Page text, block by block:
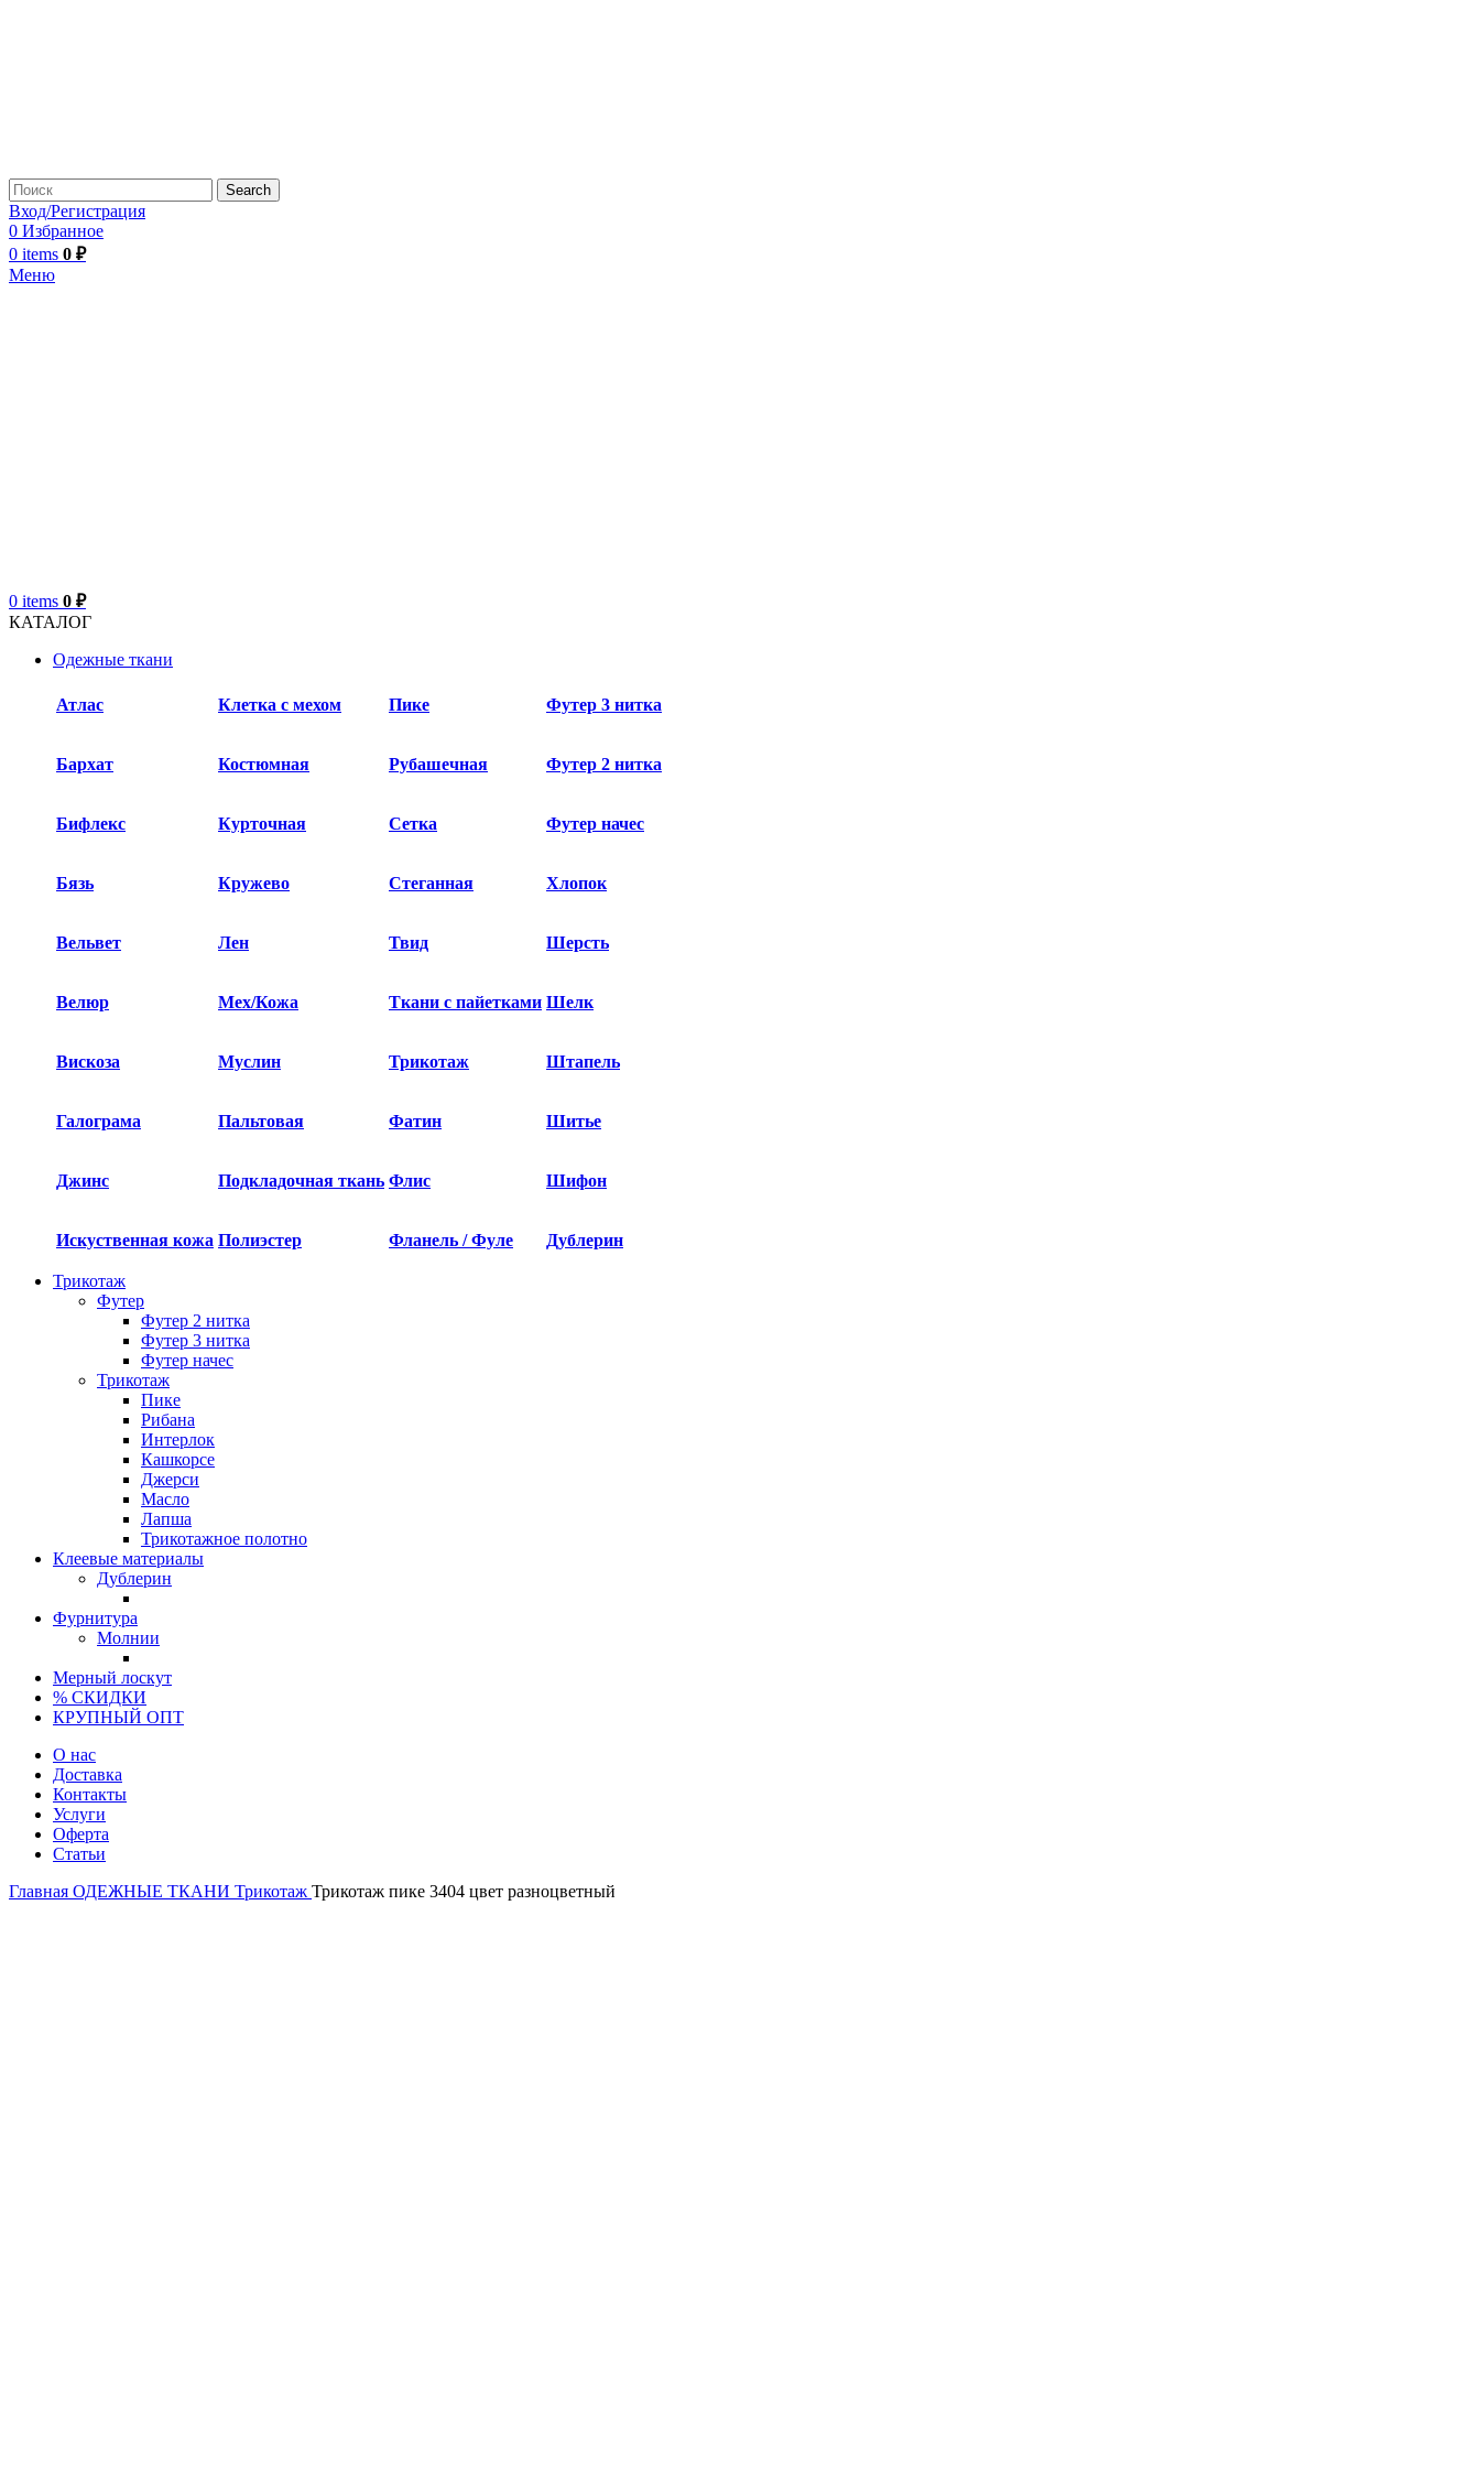
Search
Вход/Регистрация
0 Избранное
0 items 0 ₽
Меню
0 items 0 ₽
КАТАЛОГ
Одежные ткани
Атлас Клетка с мехом Пике Футер 3 нитка
Бархат​ Костюмная Рубашечная Футер 2 нитка
Бифлекс Курточная Сетка Футер начес
Бязь Кружево Стеганная Хлопок
Вельвет Лен Твид Шерсть
Велюр Мех/Кожа Ткани с пайетками Шелк
Вискоза Муслин Трикотаж Штапель
Галограма Пальтовая Фатин Шитье
Джинс Подкладочная ткань Флис Шифон
Искуственная кожа Полиэстер Фланель / Фуле Дублерин
Трикотаж
Футер
Футер 2 нитка​
Футер 3 нитка​
Футер начес
Трикотаж
Пике
Рибана
Интерлок
Кашкорсе
Джерси
Масло
Лапша
Трикотажное полотно
Клеевые материалы
Дублерин
Фурнитура
Молнии
Мерный лоскут
% СКИДКИ
КРУПНЫЙ ОПТ
О нас
Доставка
Контакты
Услуги
Оферта
Статьи
Главная ОДЕЖНЫЕ ТКАНИ Трикотаж Трикотаж пике 3404 цвет разноцветный